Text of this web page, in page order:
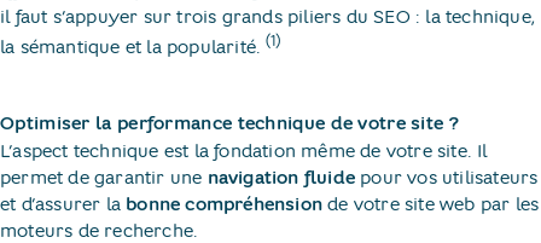
il faut s’appuyer sur trois grands piliers du SEO : la technique,
la sémantique et la popularité.(1)
Optimiser la performance technique de votre site ?
L’aspect technique est la fondation même de votre site. Il
permet de garantir une navigation fluide pour vos utilisateurs
et d’assurer la bonne compréhension de votre site web par les
moteurs de recherche.